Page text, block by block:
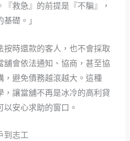
救急』的前提是『不騙』，
礎。」
按時還款的客人，也不會採取
舖會依法通知、協商，甚至協
，避免債務越滾越大。這種
，讓當舖不再是冰冷的高利貸
安心求助的窗口。
到志工